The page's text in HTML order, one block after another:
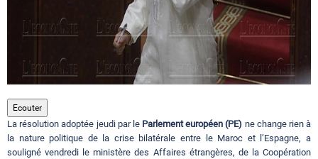
Hotels
Evenements
Contact
Ecouter
La résolution adoptée jeudi par le Parlement européen (PE) ne change rien à
la nature politique de la crise bilatérale entre le Maroc et l’Espagne, a
souligné vendredi le ministère des Affaires étrangères, de la Coopération